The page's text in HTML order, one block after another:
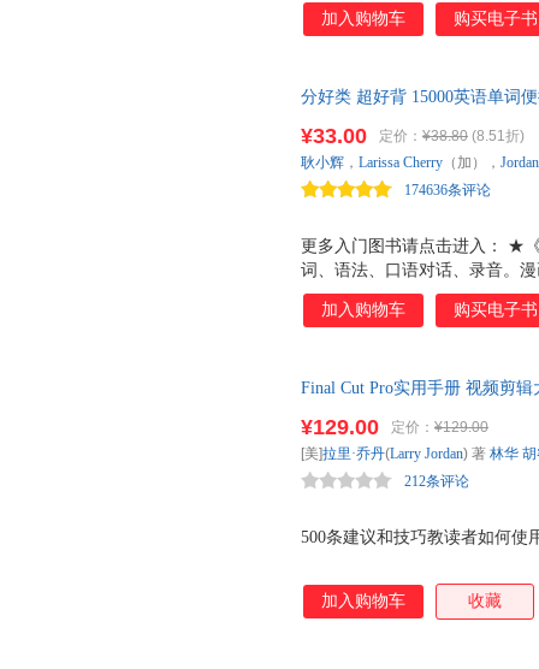
加入购物车 购买电子书
分好类 超好背 15000英语单词
学以致用，4950个实用例句边
频跟读跟学，地道发音记在脑
活两不误。
更多入门图书请点击进入： ★
词、语法、口语对话、录音。
门王：从ABC到流畅口语》零
句子到流畅口语，完美的英语
近生活、保证听得懂，确保敢
常用场景，既实用，又应急！
所想，本着实用、高效、为读
¥33.00 定价： ¥38.80 (8.51折)
174636条评论
耿小辉 ， Larissa Cherry （加）， Jordan
翻译出版公司）
加入购物车 购买电子书
Final Cut Pro实用手册 视频剪
500条建议和技巧教读者如何使
¥129.00 定价： ¥129.00
212条评论
[美]拉里·乔丹(Larry Jordan) 著 林华
加入购物车 收藏